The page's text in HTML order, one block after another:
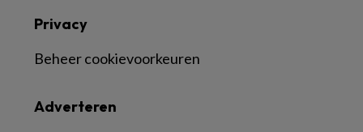
Adverteren
Privacy
Beheer cookievoorkeuren